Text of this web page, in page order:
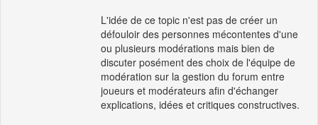
L'idée de ce topic n'est pas de créer un
défouloir des personnes mécontentes d'une
ou plusieurs modérations mais bien de
discuter posément des choix de l'équipe de
modération sur la gestion du forum entre
joueurs et modérateurs afin d'échanger
explications, idées et critiques constructives.